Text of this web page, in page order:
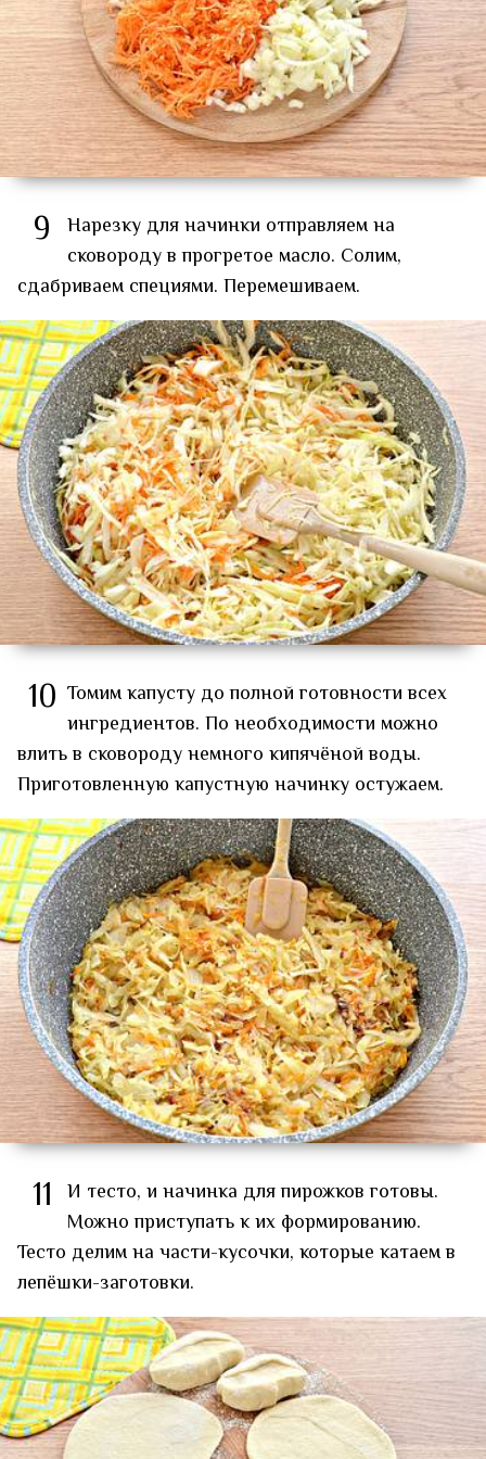
9
Нарезку для начинки отправляем на
сковороду в прогретое масло. Солим,
сдабриваем специями. Перемешиваем.
10 Томим капусту до полной готовности всех
ингредиентов. По необходимости можно
влить в сковороду немного кипячёной воды.
Приготовленную капустную начинку остужаем.
11 И тесто, и начинка для пирожков готовы.
Можно приступать к их формированию.
Тесто делим на части-кусочки, которые катаем в
лепёшки-заготовки.